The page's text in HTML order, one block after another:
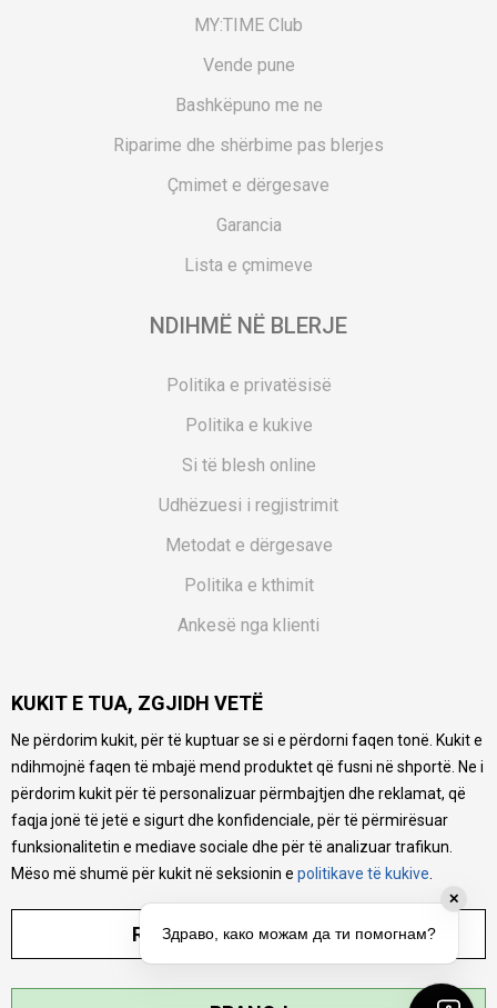
MY:TIME Club
Vende pune
Bashkëpuno me ne
Riparime dhe shërbime pas blerjes
Çmimet e dërgesave
Garancia
Lista e çmimeve
NDIHMË NË BLERJE
Politika e privatësisë
Politika e kukive
Si të blesh online
Udhëzuesi i regjistrimit
Metodat e dërgesave
Politika e kthimit
Ankesë nga klienti
Pyetjet më të shpeshta
Ne bëjmë çmos që të ofrojmë një përshkrim sa më të saktë
të produkteve tona, ofrojmë edhe foto e çmimin, por nuk
mund të garantojmë që informacioni është i plotë e pa
gabime. Të gjitha produktet janë pjesë e portfolios sonë, por
kjo nuk do të thotë se janë në gjendje në çdo çast.
KUKIT E TUA, ZGJIDH VETË
Ne përdorim kukit, për të kuptuar se si e përdorni faqen tonë. Kukit e
ndihmojnë faqen të mbajë mend produktet që fusni në shportë. Ne i
përdorim kukit për të personalizuar përmbajtjen dhe reklamat, që
faqja jonë të jetë e sigurt dhe konfidenciale, për të përmirësuar
funksionalitetin e mediave sociale dhe për të analizuar trafikun.
Mëso më shumë për kukit në seksionin e politikave të kukive
RREGULLO PARAMETRAT
✕
Здраво, како можам да ти помогнам?